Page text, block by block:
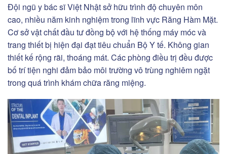
Đội ngũ y bác sĩ Việt Nhật sở hữu trình độ chuyên môn
cao, nhiều năm kinh nghiệm trong lĩnh vực Răng Hàm Mặt.
Cơ sở vật chất đầu tư đồng bộ với hệ thống máy móc và
trang thiết bị hiện đại đạt tiêu chuẩn Bộ Y tế. Không gian
thiết kế rộng rãi, thoáng mát. Các phòng điều trị đều được
bố trí tiện nghi đảm bảo môi trường vô trùng nghiêm ngặt
trong quá trình khám chữa răng miệng.